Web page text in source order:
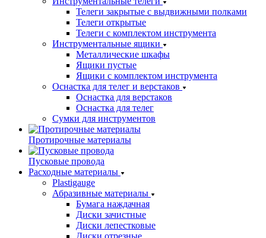
Телеги закрытые с выдвижными полками
Телеги открытые
Телеги с комплектом инструмента
Инструментальные ящики
Металлические шкафы
Ящики пустые
Ящики с комплектом инструмента
Оснастка для телег и верстаков
Оснастка для верстаков
Оснастка для телег
Сумки для инструментов
Протирочные материалы
Пусковые провода
Расходные материалы
Plastigauge
Абразивные материалы
Бумага наждачная
Диски зачистные
Диски лепестковые
Диски отрезные